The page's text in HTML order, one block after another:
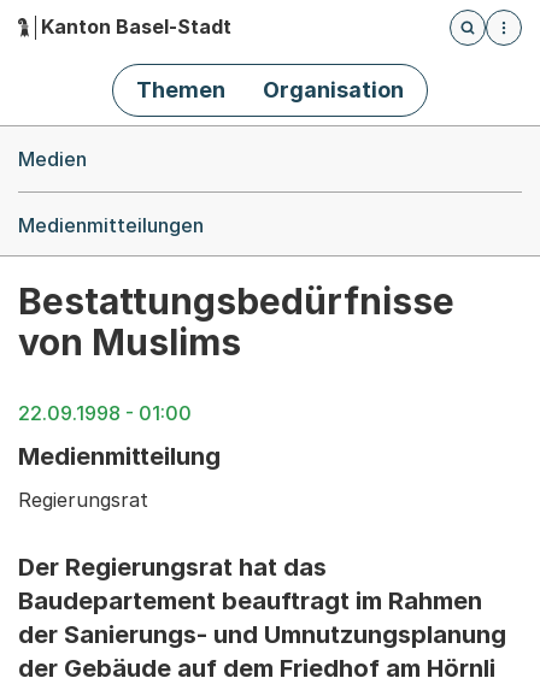
Hauptnavigation
Kanton Basel-Stadt
Öffnet
Themen Organisation
Medien
Medienmitteilungen
Bestattungsbedürfnisse
von Muslims
22.09.1998 - 01:00
Medienmitteilung
Regierungsrat
Der Regierungsrat hat das
Baudepartement beauftragt im Rahmen
der Sanierungs- und Umnutzungsplanung
der Gebäude auf dem Friedhof am Hörnli